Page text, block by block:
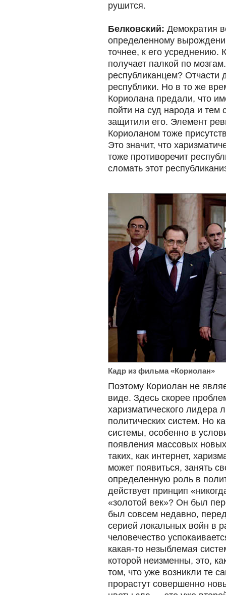
рушится.
Белковский: Демократия
определенному
точнее, к его усреднению.
получает палкой по
республиканцем? Отчасти
республики. Но в то же
Кориолана предали, что
пойти на суд народа и
защитили его. Элемент
Кориоланом тоже
Это значит, что
тоже противоречит
сломать этот
Кадр из фильма «Кориолан»
Поэтому Кориолан не
виде. Здесь скорее
харизматического лидера
политических систем. Но
системы, особенно в
появления массовых
таких, как интернет,
может появиться, занять
определенную роль в
действует принцип
«золотой век»? Он был
был совсем недавно,
серией локальных войн в
человечество
какая-то незыблемая
которой неизменны, это,
том, что уже возникли те
прорастут совершенно